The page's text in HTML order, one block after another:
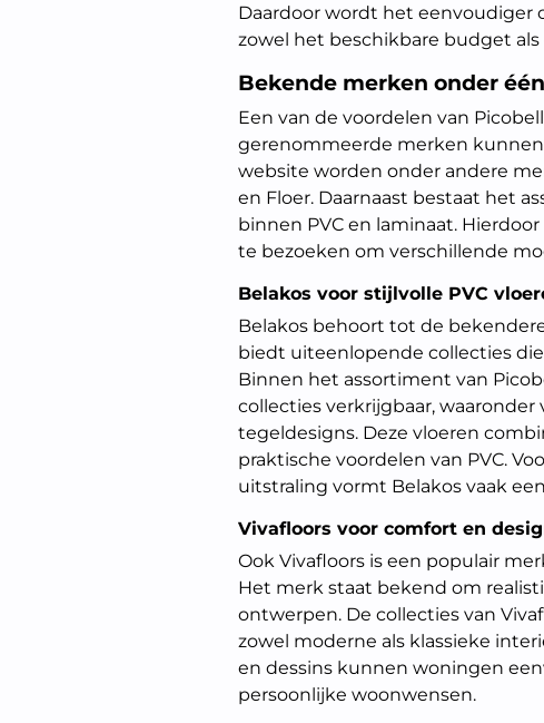
Daardoor wordt het eenvoudiger
zowel het beschikbare budget
Bekende merken onder
Een van de voordelen van
gerenommeerde merken
website worden onder andere
en Floer. Daarnaast bestaat het
binnen PVC en laminaat.
te bezoeken om verschillende
Belakos voor stijlvolle PVC
Belakos behoort tot de
biedt uiteenlopende collecties
Binnen het assortiment van
collecties verkrijgbaar, waaronder
tegeldesigns. Deze vloeren
praktische voordelen van PVC.
uitstraling vormt Belakos vaak
Vivafloors voor comfort en
Ook Vivafloors is een populair
Het merk staat bekend om
ontwerpen. De collecties van
zowel moderne als klassieke
en dessins kunnen woningen
persoonlijke woonwensen.